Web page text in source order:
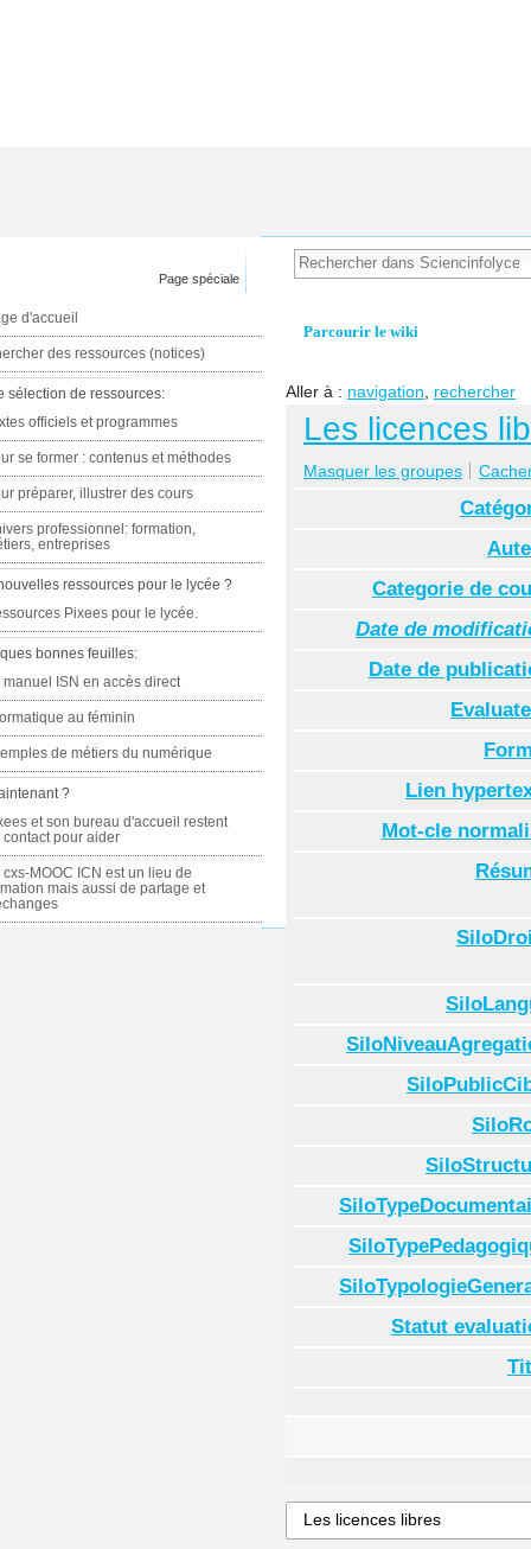
Parcourir le wiki
Aller à : navigation rechercher
Les licences
Masquer les groupes
Categorie de
Date de
Date de
Lien
Mot-cle
Statut
Page spéciale
d'accueil
des ressources (notices)
sélection de ressources:
officiels et programmes
se former : contenus et méthodes
préparer, illustrer des cours
professionnel: formation,
entreprises
ressources pour le lycée ?
Pixees pour le lycée.
bonnes feuilles:
manuel ISN en accès direct
au féminin
de métiers du numérique
?
et son bureau d'accueil restent
contact pour aider
cxs-MOOC ICN est un lieu de
mais aussi de partage et